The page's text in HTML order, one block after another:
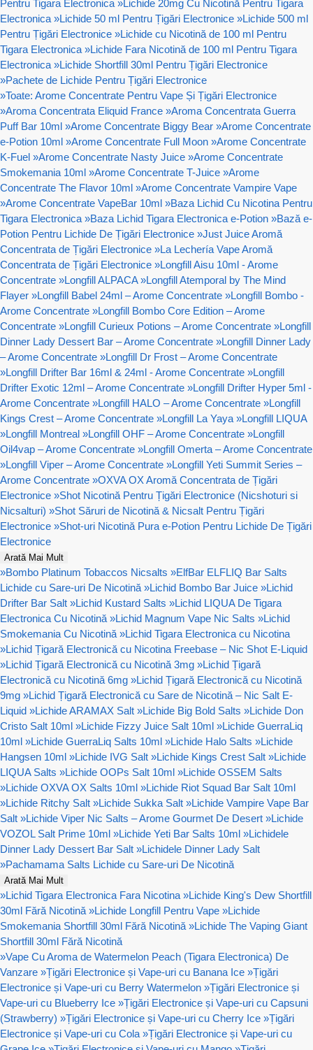
Pentru Tigara Electronica »Lichide 20mg Cu Nicotină Pentru Tigara
Electronica »Lichide 50 ml Pentru Țigări Electronice »Lichide 500 ml
Pentru Țigări Electronice »Lichide cu Nicotină de 100 ml Pentru
Tigara Electronica »Lichide Fara Nicotină de 100 ml Pentru Tigara
Electronica »Lichide Shortfill 30ml Pentru Țigări Electronice
»Pachete de Lichide Pentru Țigări Electronice
»Toate: Arome Concentrate Pentru Vape Și Țigări Electronice
»Aroma Concentrata Eliquid France »Aroma Concentrata Guerra
Puff Bar 10ml »Arome Concentrate Biggy Bear »Arome Concentrate
e-Potion 10ml »Arome Concentrate Full Moon »Arome Concentrate
K-Fuel »Arome Concentrate Nasty Juice »Arome Concentrate
Smokemania 10ml »Arome Concentrate T-Juice »Arome
Concentrate The Flavor 10ml »Arome Concentrate Vampire Vape
»Arome Concentrate VapeBar 10ml »Baza Lichid Cu Nicotina Pentru
Tigara Electronica »Baza Lichid Tigara Electronica e-Potion »Bază e-
Potion Pentru Lichide De Țigări Electronice »Just Juice Aromă
Concentrata de Țigări Electronice »La Lechería Vape Aromă
Concentrata de Țigări Electronice »Longfill Aisu 10ml - Arome
Concentrate »Longfill ALPACA »Longfill Atemporal by The Mind
Flayer »Longfill Babel 24ml – Arome Concentrate »Longfill Bombo -
Arome Concentrate »Longfill Bombo Core Edition – Arome
Concentrate »Longfill Curieux Potions – Arome Concentrate »Longfill
Dinner Lady Dessert Bar – Arome Concentrate »Longfill Dinner Lady
– Arome Concentrate »Longfill Dr Frost – Arome Concentrate
»Longfill Drifter Bar 16ml & 24ml - Arome Concentrate »Longfill
Drifter Exotic 12ml – Arome Concentrate »Longfill Drifter Hyper 5ml -
Arome Concentrate »Longfill HALO – Arome Concentrate »Longfill
Kings Crest – Arome Concentrate »Longfill La Yaya »Longfill LIQUA
»Longfill Montreal »Longfill OHF – Arome Concentrate »Longfill
Oil4vap – Arome Concentrate »Longfill Omerta – Arome Concentrate
»Longfill Viper – Arome Concentrate »Longfill Yeti Summit Series –
Arome Concentrate »OXVA OX Aromă Concentrata de Țigări
Electronice »Shot Nicotină Pentru Țigări Electronice (Nicshoturi si
Nicsalturi) »Shot Săruri de Nicotină & Nicsalt Pentru Țigări
Electronice »Shot-uri Nicotină Pura e-Potion Pentru Lichide De Țigări
Electronice
Arată Mai Mult
»Bombo Platinum Tobaccos Nicsalts »ElfBar ELFLIQ Bar Salts
Lichide cu Sare-uri De Nicotină »Lichid Bombo Bar Juice »Lichid
Drifter Bar Salt »Lichid Kustard Salts »Lichid LIQUA De Tigara
Electronica Cu Nicotină »Lichid Magnum Vape Nic Salts »Lichid
Smokemania Cu Nicotină »Lichid Tigara Electronica cu Nicotina
»Lichid Țigară Electronică cu Nicotina Freebase – Nic Shot E-Liquid
»Lichid Țigară Electronică cu Nicotină 3mg »Lichid Țigară
Electronică cu Nicotină 6mg »Lichid Țigară Electronică cu Nicotină
9mg »Lichid Țigară Electronică cu Sare de Nicotină – Nic Salt E-
Liquid »Lichide ARAMAX Salt »Lichide Big Bold Salts »Lichide Don
Cristo Salt 10ml »Lichide Fizzy Juice Salt 10ml »Lichide GuerraLiq
10ml »Lichide GuerraLiq Salts 10ml »Lichide Halo Salts »Lichide
Hangsen 10ml »Lichide IVG Salt »Lichide Kings Crest Salt »Lichide
LIQUA Salts »Lichide OOPs Salt 10ml »Lichide OSSEM Salts
»Lichide OXVA OX Salts 10ml »Lichide Riot Squad Bar Salt 10ml
»Lichide Ritchy Salt »Lichide Sukka Salt »Lichide Vampire Vape Bar
Salt »Lichide Viper Nic Salts – Arome Gourmet De Desert »Lichide
VOZOL Salt Prime 10ml »Lichide Yeti Bar Salts 10ml »Lichidele
Dinner Lady Dessert Bar Salt »Lichidele Dinner Lady Salt
»Pachamama Salts Lichide cu Sare-uri De Nicotină
Arată Mai Mult
»Lichid Tigara Electronica Fara Nicotina »Lichide King's Dew Shortfill
30ml Fără Nicotină »Lichide Longfill Pentru Vape »Lichide
Smokemania Shortfill 30ml Fără Nicotină »Lichide The Vaping Giant
Shortfill 30ml Fără Nicotină
»Vape Cu Aroma de Watermelon Peach (Tigara Electronica) De
Vanzare »Țigări Electronice și Vape-uri cu Banana Ice »Țigări
Electronice și Vape-uri cu Berry Watermelon »Țigări Electronice și
Vape-uri cu Blueberry Ice »Țigări Electronice și Vape-uri cu Capsuni
(Strawberry) »Țigări Electronice și Vape-uri cu Cherry Ice »Țigări
Electronice și Vape-uri cu Cola »Țigări Electronice și Vape-uri cu